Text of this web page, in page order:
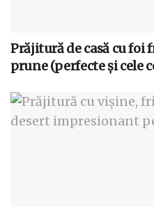
Prăjitură de casă cu foi
prune (perfecte și cele